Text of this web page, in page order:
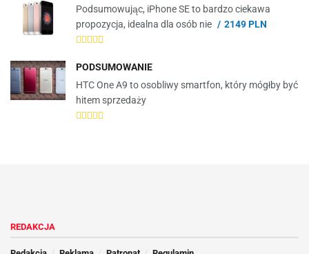
Podsumowując, iPhone SE to bardzo ciekawa
propozycja, idealna dla osób nie
2149 PLN
PODSUMOWANIE
HTC One A9 to osobliwy smartfon, który mógłby być
hitem sprzedaży
REDAKCJA